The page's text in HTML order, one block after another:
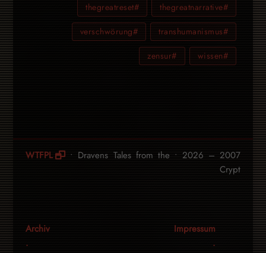
#thegreatnarrative
#thegreatreset
#transhumanismus
#verschwörung
#wissen
#zensur
2007 – 2026 •
WTFPL
• Dravens Tales from the
Crypt
Archiv
Impressum
.
.